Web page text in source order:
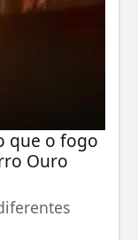
que o fogo
Ouro